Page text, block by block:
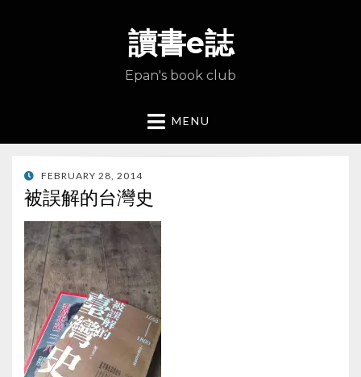
讀書e誌
Epan's book club
MENU
POSTED
ON
FEBRUARY 28, 2014
被誤解的台灣史